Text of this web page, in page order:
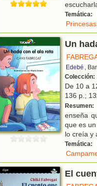
Temática:
Princesas
Un
Edebé ,
Colección:
De 10 a
136 p.;
Resumen:
enseña
que es
lo creía y
Temática:
El